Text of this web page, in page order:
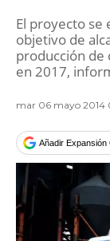
El proyecto se
objetivo de
producción de
en 2017,
mar 06 mayo 2014
Añadir